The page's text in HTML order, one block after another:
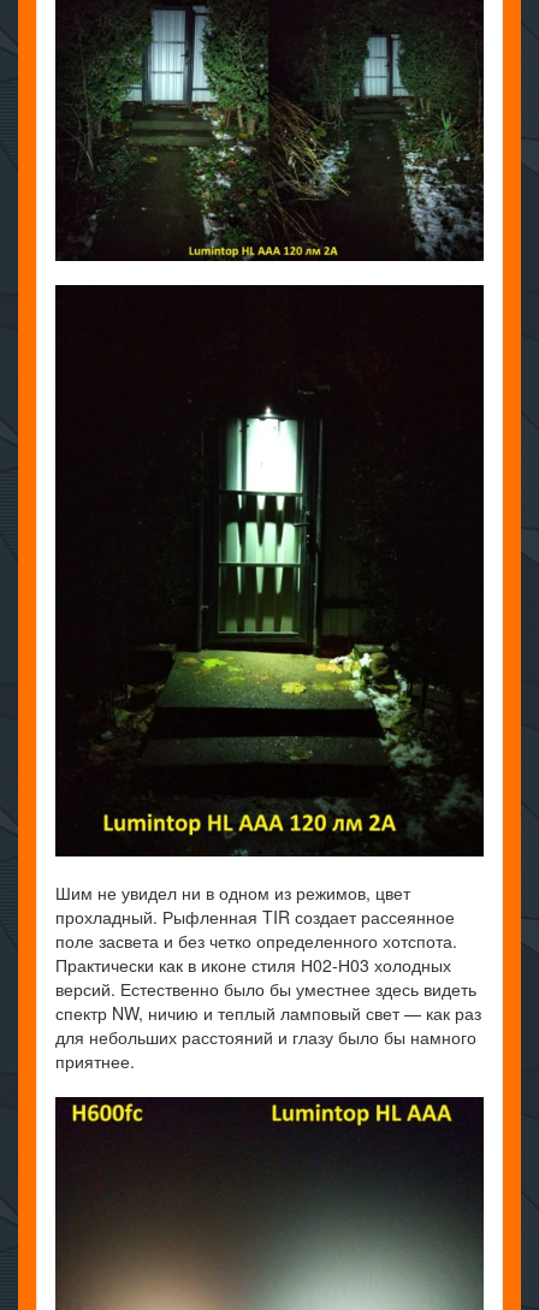
Шим не увидел ни в одном из режимов, цвет
прохладный. Рыфленная TIR создает рассеянное
поле засвета и без четко определенного хотспота.
Практически как в иконе стиля Н02-Н03 холодных
версий. Естественно было бы уместнее здесь видеть
спектр NW, ничию и теплый ламповый свет — как раз
для небольших расстояний и глазу было бы намного
приятнее.